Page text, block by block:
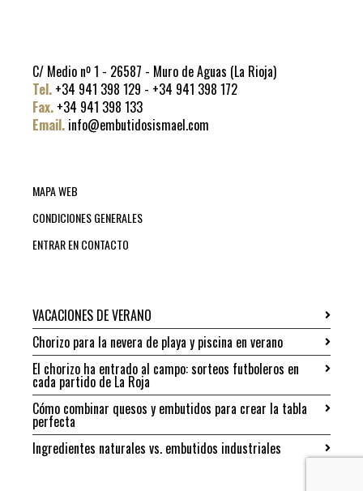
C/ Medio nº 1 - 26587 - Muro de Aguas (La Rioja)
Tel. +34 941 398 129 - +34 941 398 172
Fax. +34 941 398 133
Email. info@embutidosismael.com
MAPA WEB
CONDICIONES GENERALES
ENTRAR EN CONTACTO
VACACIONES DE VERANO
Chorizo para la nevera de playa y piscina en verano
El chorizo ha entrado al campo: sorteos futboleros en
cada partido de La Roja
Cómo combinar quesos y embutidos para crear la tabla
perfecta
Ingredientes naturales vs. embutidos industriales